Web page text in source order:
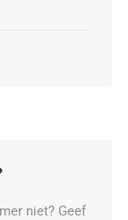
niet? Geef